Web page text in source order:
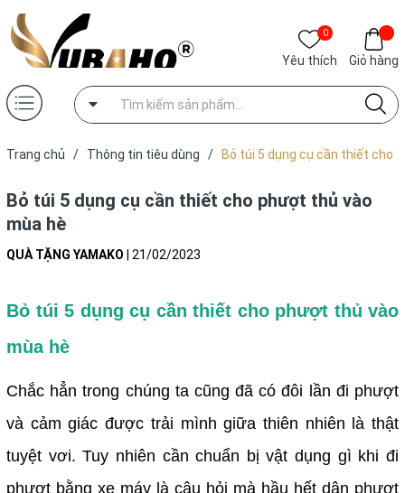
0
Yêu thích Giỏ hàng
Trang chủ / Thông tin tiêu dùng /
Bỏ túi 5 dụng cụ cần thiết cho
Bỏ túi 5 dụng cụ cần thiết cho phượt thủ vào
mùa hè
QUÀ TẶNG YAMAKO 21/02/2023
Bỏ túi 5 dụng cụ cần thiết cho phượt thủ vào
mùa hè
Chắc hẳn trong chúng ta cũng đã có đôi lần đi phượt
và cảm giác được trải mình giữa thiên nhiên là thật
tuyệt vơi. Tuy nhiên cần chuẩn bị vật dụng gì khi đi
phượt bằng xe máy là câu hỏi mà hầu hết dân phượt